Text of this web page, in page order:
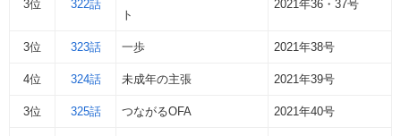
3位 322話
ト
2021年36・37号
3位 323話 一歩 2021年38号
4位 324話 未成年の主張 2021年39号
3位 325話 つながるOFA 2021年40号